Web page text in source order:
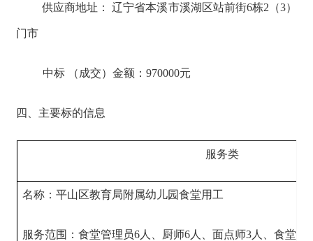
供应商地址： 辽宁省本溪市溪湖区站前街6栋2（3）
门市
中标 （成交）金额：970000元
四、主要标的信息
服务类
名称：平山区教育局附属幼儿园食堂用工
服务范围：食堂管理员6人、厨师6人、面点师3人、食堂勤